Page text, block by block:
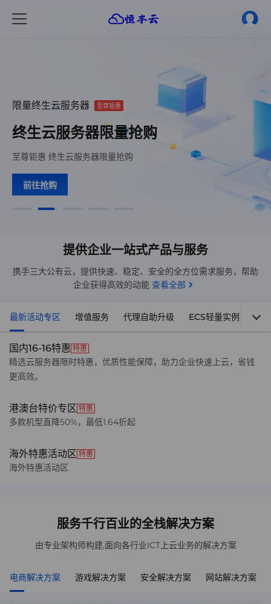
超值
超值精品轻量云
精品线路，云服务器，性能卓越，超值限时特惠！
机房:中国大陆，规格:16核16G
99%用户选择
大陆16核16G特惠专区 109 起
高防御，无视CC攻击
限量终生云服务器 至尊钜惠
终生云服务器限量抢购
至尊钜惠 终生云服务器限量抢购
前往抢购
用户充值活动
充的多送的多
用户充值活动，充的多送的多
用户充值活动，充的多送的多
跨洋速连，美国CERA
美国CERA,超值惊喜40起
美国节点，超值惊喜，轻松拓展全球业务，高效助力全球业务！
超值
超值精品轻量云
精品线路，云服务器，性能卓越，超值限时特惠！
机房:中国大陆，规格:16核16G
99%用户选择
大陆16核16G特惠专区 109 起
高防御，无视CC攻击
提供企业一站式产品与服务
携手三大公有云，提供快速、稳定、安全的全方位需求服务，帮助
企业获得高效的动能 查看全部
最新活动专区 增值服务 代理自助升级 ECS轻量实例 大
国内16-16特惠 特惠
精选云服务器限时特惠，优质性能保障，助力企业快速上云，省钱
更高效。
港澳台特价专区 特惠
多款机型直降50%，最低1.64折起
海外特惠活动区 特惠
海外特惠活动区
服务千行百业的全栈解决方案
由专业架构师构建,面向各行业ICT上云业务的解决方案
电商解决方案 游戏解决方案 安全解决方案 网站解决方案